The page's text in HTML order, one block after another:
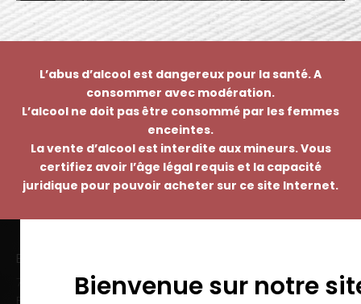
L’abus d’alcool est dangereux pour la santé. A
consommer avec modération.
L’alcool ne doit pas être consommé par les femmes
enceintes.
La vente d’alcool est interdite aux mineurs. Vous
certifiez avoir l’âge légal requis et la capacité
juridique pour pouvoir acheter sur ce site Internet.
Bienvenue sur notre
EMMANUEL NASTI
7 avenue Pierre Pflimlin – ZAC Espale